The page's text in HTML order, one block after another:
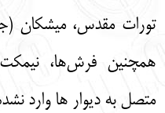
تورات مقدس، میشکان
همچنین فرش‌ها،
متصل به دیوار ها وارد